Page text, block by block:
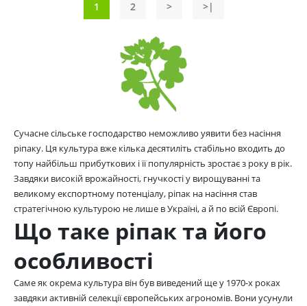
1 2 > >|
Сучасне сільське господарство неможливо уявити без насіння
ріпаку. Ця культура вже кілька десятиліть стабільно входить до
топу найбільш прибуткових і її популярність зростає з року в рік.
Завдяки високій врожайності, гнучкості у вирощуванні та
великому експортному потенціалу, ріпак на насіння став
стратегічною культурою не лише в Україні, а й по всій Європі.
Що таке ріпак та його
особливості
Саме як окрема культура він був виведений ще у 1970-х роках
завдяки активній селекції європейських агрономів. Вони усунули